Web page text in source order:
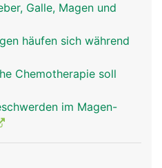
Galle, Magen und
häufen sich während
Chemotherapie soll
im Magen-